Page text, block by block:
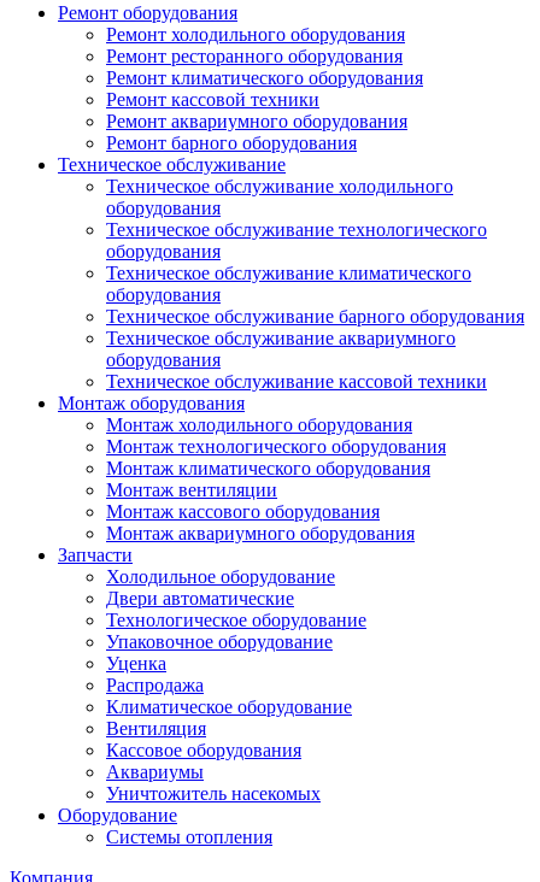
Ремонт оборудования
Ремонт холодильного оборудования
Ремонт ресторанного оборудования
Ремонт климатического оборудования
Ремонт кассовой техники
Ремонт аквариумного оборудования
Ремонт барного оборудования
Техническое обслуживание
Техническое обслуживание холодильного
оборудования
Техническое обслуживание технологического
оборудования
Техническое обслуживание климатического
оборудования
Техническое обслуживание барного оборудования
Техническое обслуживание аквариумного
оборудования
Техническое обслуживание кассовой техники
Монтаж оборудования
Монтаж холодильного оборудования
Монтаж технологического оборудования
Монтаж климатического оборудования
Монтаж вентиляции
Монтаж кассового оборудования
Монтаж аквариумного оборудования
Запчасти
Холодильное оборудование
Двери автоматические
Технологическое оборудование
Упаковочное оборудование
Уценка
Распродажа
Климатическое оборудование
Вентиляция
Кассовое оборудования
Аквариумы
Уничтожитель насекомых
Оборудование
Системы отопления
Компания